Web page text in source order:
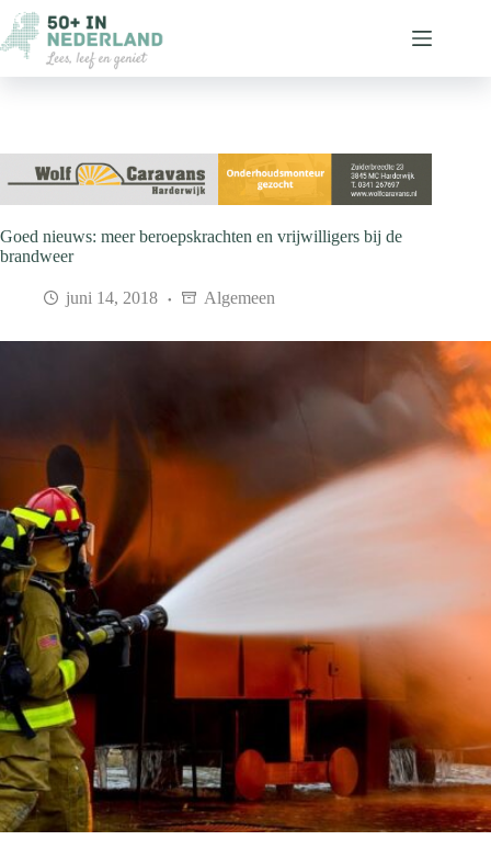
naar
de
inhoud
Goed nieuws: meer beroepskrachten en vrijwilligers bij de
brandweer
juni 14, 2018 Algemeen